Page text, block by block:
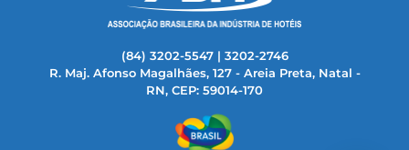
(84) 3202-5547 | 3202-2746
R. Maj. Afonso Magalhães, 127 - Areia Preta, Natal -
RN, CEP: 59014-170